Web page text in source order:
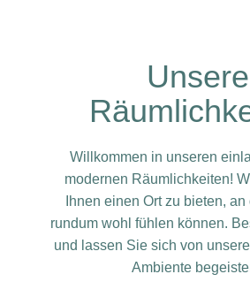
Unsere
Willkommen in unseren
modernen Räumlichkeiten!
Ihnen einen Ort zu bieten,
rundum wohl fühlen können.
und lassen Sie sich von
Ambiente